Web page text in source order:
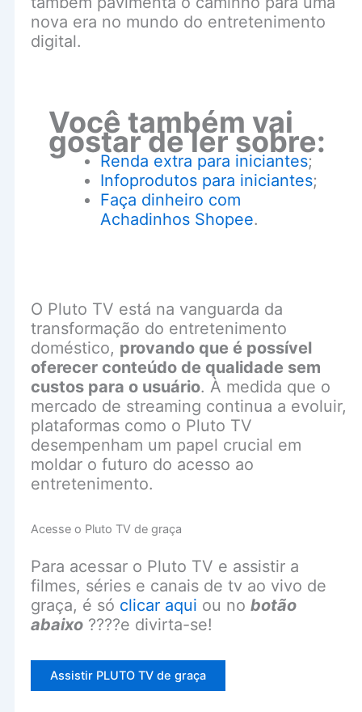
nova era no mundo do entretenimento
digital.
Você também vai
gostar de ler sobre:
Renda extra para iniciantes;
Infoprodutos para iniciantes;
Faça dinheiro com
Achadinhos Shopee.
O Pluto TV está na vanguarda da
transformação do entretenimento
doméstico, provando que é possível
oferecer conteúdo de qualidade sem
custos para o usuário. À medida que o
mercado de streaming continua a evoluir,
plataformas como o Pluto TV
desempenham um papel crucial em
moldar o futuro do acesso ao
entretenimento.
Acesse o Pluto TV de graça
Para acessar o Pluto TV e assistir a
filmes, séries e canais de tv ao vivo de
graça, é só clicar aqui ou no botão
abaixo????e divirta-se!
Assistir PLUTO TV de graça